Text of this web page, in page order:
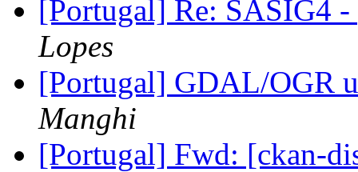
[Portugal] Re: SASIG4
Lopes
[Portugal] GDAL/OGR
Manghi
[Portugal] Fwd: [ckan-